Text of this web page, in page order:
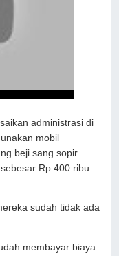
administrasi di
mobil
beji sang sopir
Rp.400 ribu
sudah tidak ada
membayar biaya